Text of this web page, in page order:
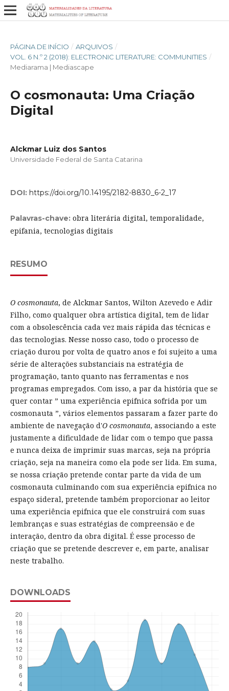
PÁGINA DE INÍCIO / ARQUIVOS /
VOL. 6 N.º 2 (2018): ELECTRONIC LITERATURE: COMMUNITIES /
Mediarama | Mediascape
O cosmonauta: Uma Criação
Digital
Alckmar Luiz dos Santos
Universidade Federal de Santa Catarina
DOI: https://doi.org/10.14195/2182-8830_6-2_17
Palavras-chave: obra literária digital, temporalidade,
epifania, tecnologias digitais
RESUMO
O cosmonauta, de Alckmar Santos, Wilton Azevedo e Adir
Filho, como qualquer obra artística digital, tem de lidar
com a obsolescência cada vez mais rápida das técnicas e
das tecnologias. Nesse nosso caso, todo o processo de
criação durou por volta de quatro anos e foi sujeito a uma
série de alterações substanciais na estratégia de
programação, tanto quanto nas ferramentas e nos
programas empregados. Com isso, a par da história que se
quer contar ” uma experiência epifnica sofrida por um
cosmonauta ”, vários elementos passaram a fazer parte do
ambiente de navegação d'O cosmonauta, associando a este
justamente a dificuldade de lidar com o tempo que passa
e nunca deixa de imprimir suas marcas, seja na própria
criação, seja na maneira como ela pode ser lida. Em suma,
se nossa criação pretende contar parte da vida de um
cosmonauta culminando com sua experiência epifnica no
espaço sideral, pretende também proporcionar ao leitor
uma experiência epifnica que ele construirá com suas
lembranças e suas estratégias de compreensão e de
interação, dentro da obra digital. É esse processo de
criação que se pretende descrever e, em parte, analisar
neste trabalho.
DOWNLOADS